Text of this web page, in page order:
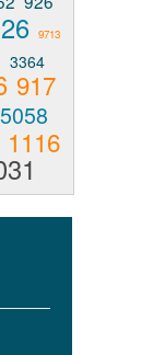
9713
3364
917
5058
1116